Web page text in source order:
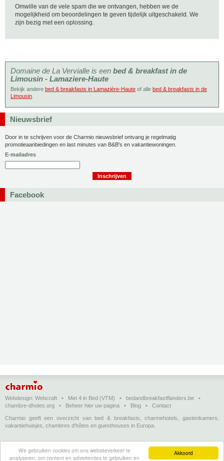
Akkoord
We gebruiken cookies om ons websiteverkeer te
analyseren, om content en advertenties te gebruiken en
Omwille van de vele spam die we ontvangen, hebben we de
mogelijkheid om beoordelingen te geven tijdelijk uitgeschakeld. We
zijn bezig met een oplossing.
Domaine de La Vervialle is een bed & breakfast in de
Limousin - Lamaziere-Haute
Bekijk andere bed & breakfasts in Lamazière-Haute of alle bed & breakfasts in de
Limousin
Nieuwsbrief
Door in te schrijven voor de Charmio nieuwsbrief ontvang je regelmatig
promotieaanbiedingen en last minutes van B&B's en vakantiewoningen.
E-mailadres
Facebook
Webdesign: Webcraft • Met 4 in Bed (VTM) • bedandbreakfastflanders.be •
chambre-dhotes.org • Beheer hier uw pagina • Blog • Contact
Charmio geeft een overzicht van bed & breakfasts, charmehotels, gastenkamers,
vakantiehuisjes, chambres d'hôtes en guesthouses in Europa.
Bed & breakfasts, charmehotels en vakantiehuizen (in het Nederlands)•Chambres
d'hôtes, hôtels de charme et logements de vacances
(en français) •
Bed &
breakfasts, charming hotels and holiday accommodations
Bed &